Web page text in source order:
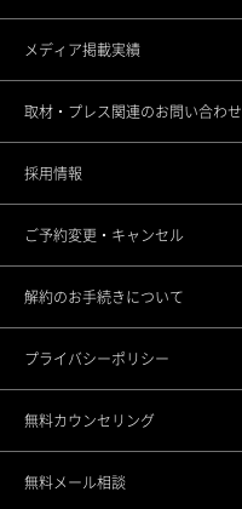
上野院
町田院
立川院
横浜院
大宮院
千葉院
名古屋駅前院
名古屋駅栄院
調査データアーカイブ
未成年者さまのご契約について
メディア掲載実績
取材・プレス関連のお問い合わせ
採用情報
ご予約変更・キャンセル
解約のお手続きについて
プライバシーポリシー
無料カウンセリング
無料メール相談